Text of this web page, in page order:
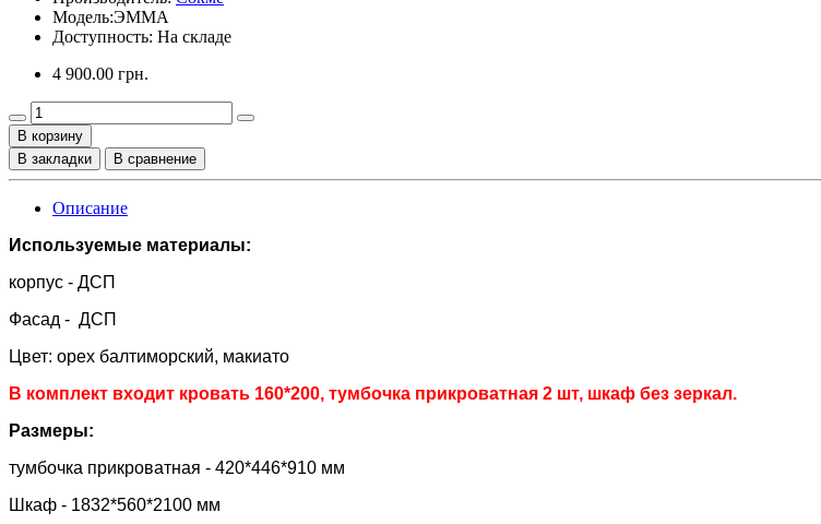
Модель:ЭММА
Доступность: На складе
4 900.00 грн.
В корзину
В закладки
В сравнение
Описание
Используемые материалы:
корпус - ДСП
Фасад - ДСП
Цвет: орех балтиморский, макиато
В комплект входит кровать 160*200, тумбочка прикроватная 2 шт, шкаф без зеркал.
Размеры:
тумбочка прикроватная - 420*446*910 мм
Шкаф - 1832*560*2100 мм